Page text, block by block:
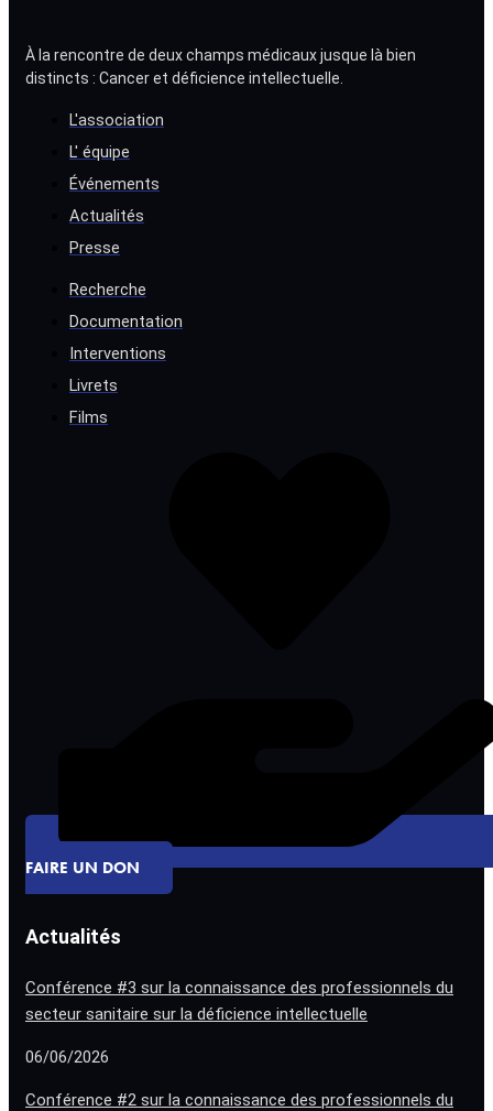
À la rencontre de deux champs médicaux jusque là bien
distincts : Cancer et déficience intellectuelle.
L'association
L' équipe
Événements
Actualités
Presse
Recherche
Documentation
Interventions
Livrets
Films
FAIRE UN DON
Actualités
Conférence #3 sur la connaissance des professionnels du
secteur sanitaire sur la déficience intellectuelle
06/06/2026
Conférence #2 sur la connaissance des professionnels du